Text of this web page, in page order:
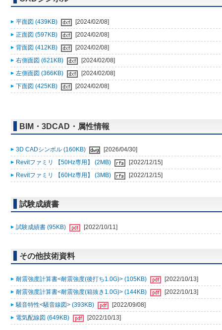
平面図 (439KB)
[2024/02/08]
正面図 (597KB)
[2024/02/08]
背面図 (412KB)
[2024/02/08]
右側面図 (621KB)
[2024/02/08]
左側面図 (366KB)
[2024/02/08]
下面図 (425KB)
[2024/02/08]
BIM・3DCAD・属性情報
3D CADシンボル (160KB)
[2026/04/30]
Revitファミリ 【50Hz専用】 (2MB)
[2022/12/15]
Revitファミリ 【60Hz専用】 (3MB)
[2022/12/15]
試験成績書
試験成績書 (95KB) [2022/10/11]
その他技術資料
耐震強度計算書<耐震強度(後打ち1.0G)> (105KB)
[2022/10/13]
耐震強度計算書<耐震強度(箱抜き1.0G)> (144KB)
[2022/10/13]
騒音特性<騒音線図> (393KB)
[2022/09/08]
電気配線図 (649KB)
[2022/10/13]